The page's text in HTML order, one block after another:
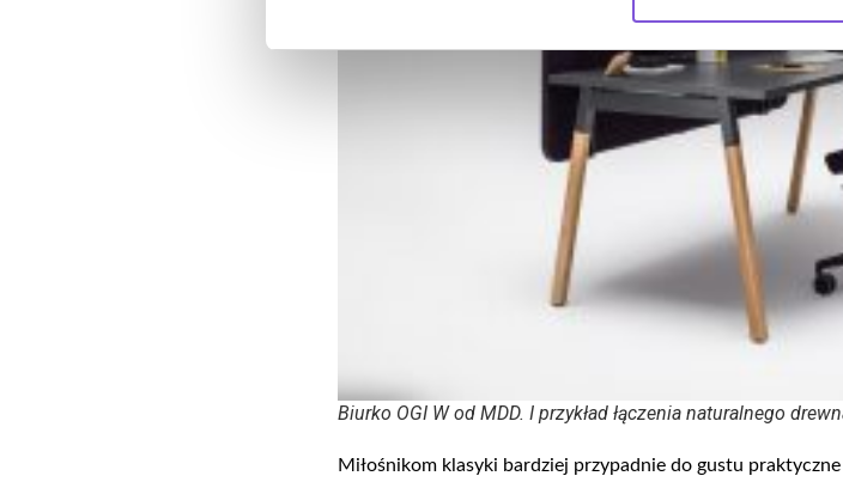
Biurko OGI W od MDD. I przykład łączenia naturalnego
Miłośnikom klasyki bardziej przypadnie do gustu